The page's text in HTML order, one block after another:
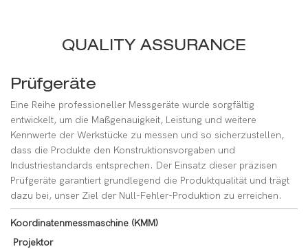
QUALITY ASSURANCE
Prüfgeräte
Eine Reihe professioneller Messgeräte wurde sorgfältig
entwickelt, um die Maßgenauigkeit, Leistung und weitere
Kennwerte der Werkstücke zu messen und so sicherzustellen,
dass die Produkte den Konstruktionsvorgaben und
Industriestandards entsprechen. Der Einsatz dieser präzisen
Prüfgeräte garantiert grundlegend die Produktqualität und trägt
dazu bei, unser Ziel der Null-Fehler-Produktion zu erreichen.
Koordinatenmessmaschine (KMM)
Projektor